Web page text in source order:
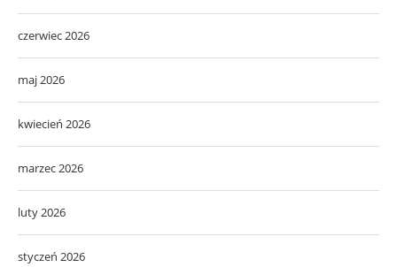
czerwiec 2026
maj 2026
kwiecień 2026
marzec 2026
luty 2026
styczeń 2026